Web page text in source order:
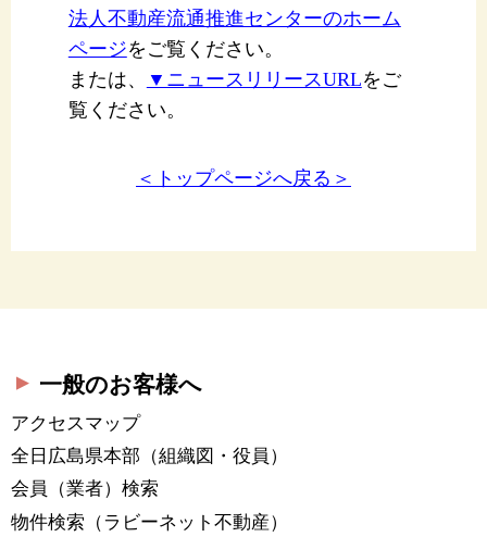
法人不動産流通推進センターのホーム
ページをご覧ください。
または、
▼ニュースリリースURLをご
覧ください。
＜トップページへ戻る＞
一般のお客様へ
アクセスマップ
全日広島県本部 （組織図・役員）
会員（業者）検索
物件検索 （ラビーネット不動産）